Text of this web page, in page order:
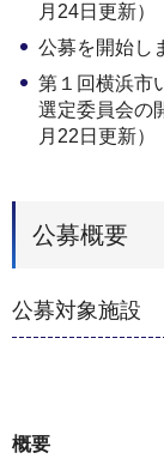
月24日更新）
公募を開始し
第１回横浜市
選定委員会の
月22日更新）
公募概要
公募対象施設
概要